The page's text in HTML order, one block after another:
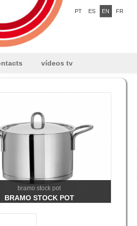
PT ES EN FR
vídeos tv
bramo stock pot
BRAMO STOCK POT